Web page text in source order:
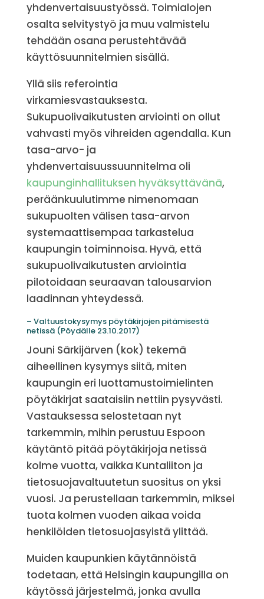
yhdenvertaisuustyössä. Toimialojen
osalta selvitystyö ja muu valmistelu
tehdään osana perustehtävää
käyttösuunnitelmien sisällä.
Yllä siis referointia
virkamiesvastauksesta.
Sukupuolivaikutusten arviointi on ollut
vahvasti myös vihreiden agendalla. Kun
tasa-arvo- ja
yhdenvertaisuussuunnitelma oli
kaupunginhallituksen hyväksyttävänä,
peräänkuulutimme nimenomaan
sukupuolten välisen tasa-arvon
systemaattisempaa tarkastelua
kaupungin toiminnoisa. Hyvä, että
sukupuolivaikutusten arviointia
pilotoidaan seuraavan talousarvion
laadinnan yhteydessä.
– Valtuustokysymys pöytäkirjojen pitämisestä
netissä (Pöydälle 23.10.2017)
Jouni Särkijärven (kok) tekemä
aiheellinen kysymys siitä, miten
kaupungin eri luottamustoimielinten
pöytäkirjat saataisiin nettiin pysyvästi.
Vastauksessa selostetaan nyt
tarkemmin, mihin perustuu Espoon
käytäntö pitää pöytäkirjoja netissä
kolme vuotta, vaikka Kuntaliiton ja
tietosuojavaltuutetun suositus on yksi
vuosi. Ja perustellaan tarkemmin, miksei
tuota kolmen vuoden aikaa voida
henkilöiden tietosuojasyistä ylittää.
Muiden kaupunkien käytännöistä
todetaan, että Helsingin kaupungilla on
käytössä järjestelmä, jonka avulla